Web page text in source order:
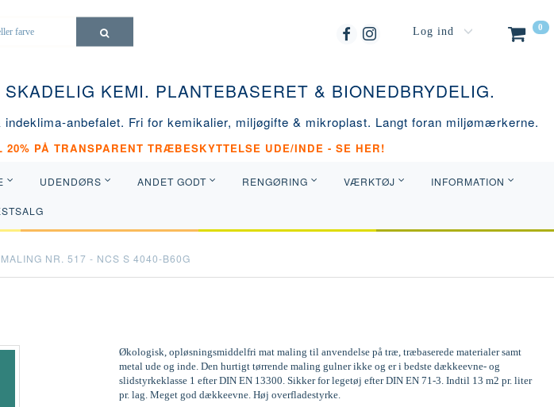
0
Log ind
KEMI. PLANTEBASERET & BIONEDBRYDELIG.
anbefalet. Fri for kemikalier, miljøgifte & mikroplast. Langt foran miljømærkerne.
20% PÅ TRANSPARENT TRÆBESKYTTELSE UDE/INDE - SE HER!
UDENDØRS ANDET GODT RENGØRING VÆRKTØJ INFORMATION
NR. 517 - NCS S 4040-B60G
Økologisk, opløsningsmiddelfri mat maling til anvendelse på træ, træbaserede materialer samt
metal ude og inde. Den hurtigt tørrende maling gulner ikke og er i bedste dækkeevne- og
slidstyrkeklasse 1 efter DIN EN 13300. Sikker for legetøj efter DIN EN 71-3. Indtil 13 m2 pr. liter
pr. lag. Meget god dækkeevne. Høj overfladestyrke.